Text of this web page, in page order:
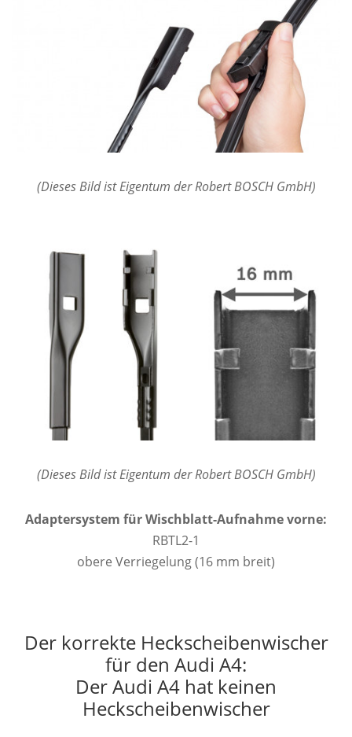
(Dieses Bild ist Eigentum der Robert BOSCH GmbH)
(Dieses Bild ist Eigentum der Robert BOSCH GmbH)
Adaptersystem für Wischblatt-Aufnahme vorne:
RBTL2-1
obere Verriegelung (16 mm breit)
Der korrekte Heckscheibenwischer
für den Audi A4:
Der Audi A4 hat keinen
Heckscheibenwischer